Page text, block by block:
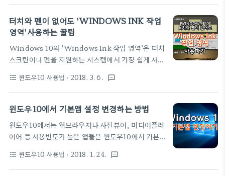
라우저의 앞,뒤 버튼을 클릭을 합니다. 이럴 때는 앞,
뒤 버튼위에서 마우스 오른쪽 버튼을 클릭하는 것을
추천합니다. 마우스 오른쪽 버튼을 클릭하게 되면 과
싶은 페이지를 한번에 이동이 가능합니다.
터치와 펜이 없어도 'WINDOWS INK 작업
영역'사용하는 꿀팁
Windows 10의 'Windows Ink 작업 영역'은 터치
스크린이나 펜을 지원하는 시스템에서 가장 쉽게 사용
사용할 수 있습니다만 작업표시줄에 기본설정이 되지
않아 해당 기능이 존재하는지도 모르는 분들도 있을텐
데요. 이번에는 터치마 펜을 지원하지 않는 시스템에
소개합니다. 따라하기 1. 작업 표시줄에서 마우스 오
른 버튼 메뉴 - 'Windows ink 작업 영역 단추 표
시'를 선택합니다. ▼ 2. 그림과 같이 작업표시줄에
format_list_bulleted 윈도우10 사용법 · 2018. 3. 6. textsms
윈도우10에서 기본앱 설정 변경하는 방법
윈도우10에서는 웹브라우저나 사진뷰어, 미디어플레
이어 등 사용빈도가 높은 앱들은 윈도우10에서 기본
앱으로 설정해두고 있습니다. 이들 기본 앱들 말고 사
용자가 원하는 다른 앱으로 설치 후 새로 설치된 앱들
format_list_bulleted 윈도우10 사용법 · 2018. 1. 24. textsms